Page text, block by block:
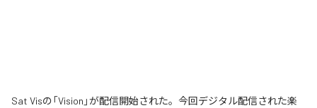
Sat Visの「Vision」が配信開始された。今回デジタル配信された楽